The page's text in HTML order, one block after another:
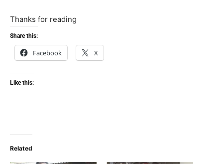
Thanks for reading
Share this:
Facebook X
Like this:
Related